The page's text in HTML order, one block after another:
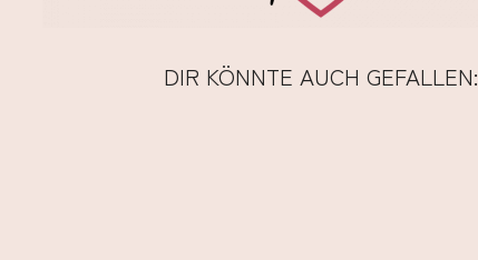
DIR KÖNNTE AUCH GEFALLEN: